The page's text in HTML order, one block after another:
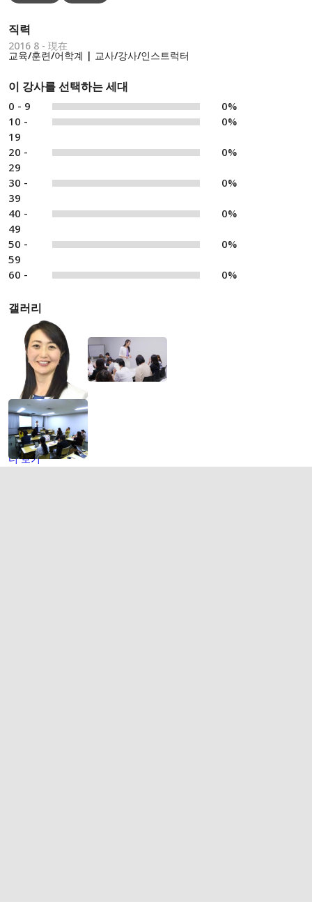
직력
2016 8 - 現在
교육/훈련/어학계 | 교사/강사/인스트럭터
이 강사를 선택하는 세대
0 - 9
0%
10 -
19
0%
20 -
29
0%
30 -
39
0%
40 -
49
0%
50 -
59
0%
60 - 0%
갤러리
더 보기